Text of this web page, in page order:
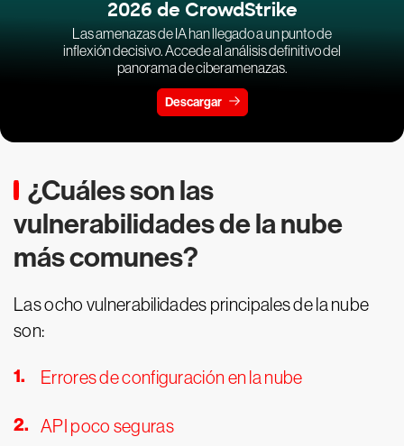
2026 de CrowdStrike
Las amenazas de IA han llegado a un punto de
inflexión decisivo. Accede al análisis definitivo del
panorama de ciberamenazas.
Descargar
¿Cuáles son las
vulnerabilidades de la nube
más comunes?
Las ocho vulnerabilidades principales de la nube
son:
Errores de configuración en la nube
API poco seguras